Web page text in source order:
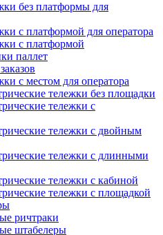
без платформы для
с платформой для оператора
с платформой
паллет
с местом для оператора
тележки без площадки
тележки с
тележки с двойным
тележки с длинными
тележки с кабиной
тележки с площадкой
ричтраки
штабелеры